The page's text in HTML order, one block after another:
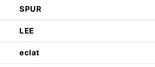
SPUR
LEE
eclat